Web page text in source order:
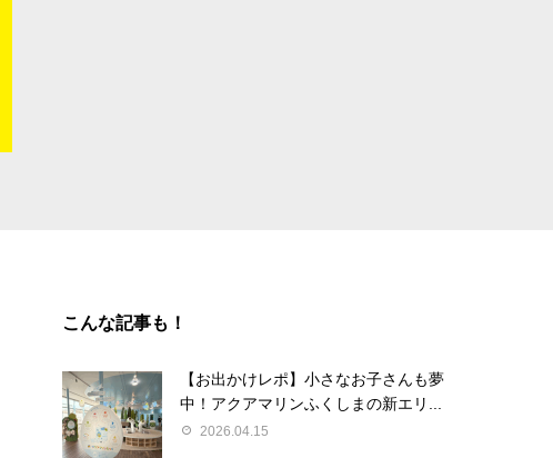
こんな記事も！
【お出かけレポ】小さなお子さんも夢
中！アクアマリンふくしまの新エリ...
2026.04.15